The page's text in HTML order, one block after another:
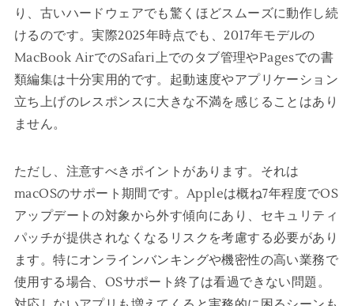
り、古いハードウェアでも驚くほどスムーズに動作し続
けるのです。実際2025年時点でも、2017年モデルの
MacBook AirでのSafari上でのタブ管理やPagesでの書
類編集は十分実用的です。起動速度やアプリケーション
立ち上げのレスポンスに大きな不満を感じることはあり
ません。
ただし、注意すべきポイントがあります。それは
macOSのサポート期間です。Appleは概ね7年程度でOS
アップデートの対象から外す傾向にあり、セキュリティ
パッチが提供されなくなるリスクを考慮する必要があり
ます。特にオンラインバンキングや機密性の高い業務で
使用する場合、OSサポート終了は看過できない問題。